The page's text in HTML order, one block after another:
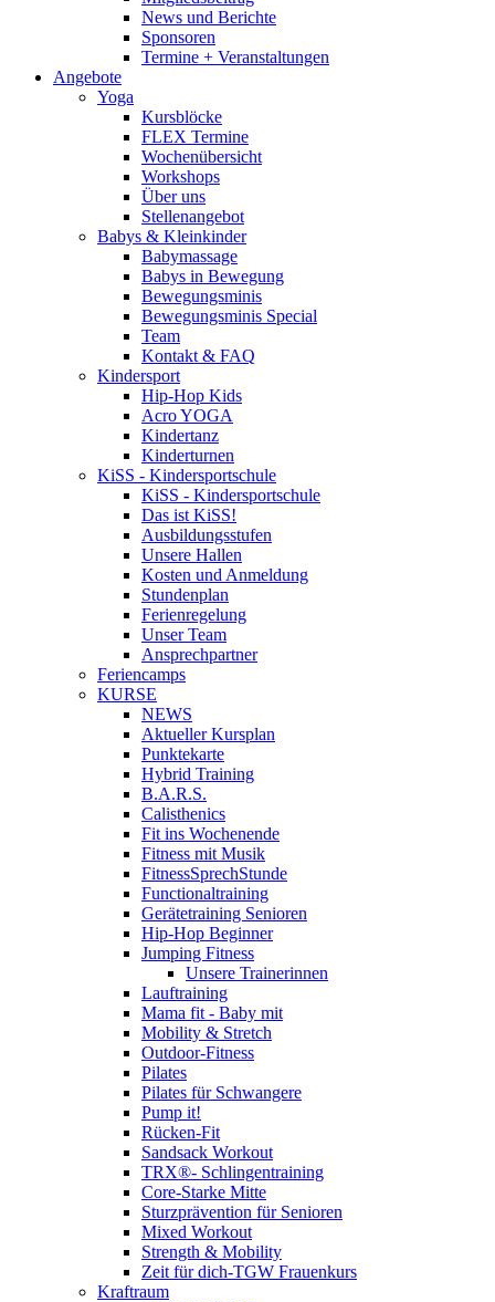
News und Berichte
Sponsoren
Termine + Veranstaltungen
Angebote
Yoga
Kursblöcke
FLEX Termine
Wochenübersicht
Workshops
Über uns
Stellenangebot
Babys & Kleinkinder
Babymassage
Babys in Bewegung
Bewegungsminis
Bewegungsminis Special
Team
Kontakt & FAQ
Kindersport
Hip-Hop Kids
Acro YOGA
Kindertanz
Kinderturnen
KiSS - Kindersportschule
KiSS - Kindersportschule
Das ist KiSS!
Ausbildungsstufen
Unsere Hallen
Kosten und Anmeldung
Stundenplan
Ferienregelung
Unser Team
Ansprechpartner
Feriencamps
KURSE
NEWS
Aktueller Kursplan
Punktekarte
Hybrid Training
B.A.R.S.
Calisthenics
Fit ins Wochenende
Fitness mit Musik
FitnessSprechStunde
Functionaltraining
Gerätetraining Senioren
Hip-Hop Beginner
Jumping Fitness
Unsere Trainerinnen
Lauftraining
Mama fit - Baby mit
Mobility & Stretch
Outdoor-Fitness
Pilates
Pilates für Schwangere
Pump it!
Rücken-Fit
Sandsack Workout
TRX®- Schlingentraining
Core-Starke Mitte
Sturzprävention für Senioren
Mixed Workout
Strength & Mobility
Zeit für dich-TGW Frauenkurs
Kraftraum